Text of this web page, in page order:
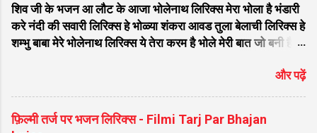
शिव जी के भजन आ लौट के आजा भोलेनाथ लिरिक्स मेरा भोला है भंडारी
करे नंदी की सवारी लिरिक्स हे भोळ्या शंकरा आवड तुला बेलाची लिरिक्स हे
शम्भु बाबा मेरे भोलेनाथ लिरिक्स ये तेरा करम है भोले मेरी बात जो बनी है
गुलशन सा मेरे भोलेनाथ आये है लिरिक्स नगर में जोगी आया भेद कोई
समझ ना पाया लिरिक्स शिवजी तेरे द्वार हम भी आयेंगे लिरिक्स सांसो की
माला पे सिमरु मै शिव का नाम लिरिक्स डम डम डमरू बजाना होगा भोले
मेरी कुटिया में आना होगा लिरिक्स मेरे भोले से भोले बाबा लिरिक्स भोलेनाथ
और पढ़ें
फ़िल्मी तर्ज पर भजन लिरिक्स - Filmi Tarj Par Bhajan